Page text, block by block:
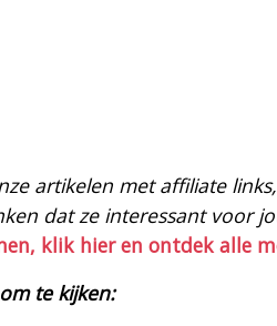
artikelen met affiliate
dat ze interessant voor
klik hier en ontdek alle
te kijken: